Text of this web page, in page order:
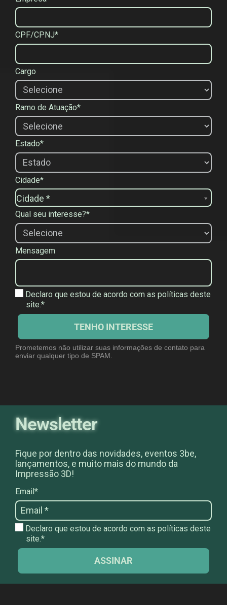
CPF/CPNJ*
Cargo
Ramo de Atuação*
Estado*
Cidade*
Cidade *
C
i
d
d
e
Qual seu interesse?*
Mensagem
Declaro que estou de acordo com as políticas deste
site.*
TENHO INTERESSE
Prometemos não utilizar suas informações de contato para
enviar qualquer tipo de SPAM.
Newsletter
Fique por dentro das novidades, eventos 3be,
lançamentos, e muito mais do mundo da
Impressão 3D!
Email*
Declaro que estou de acordo com as políticas deste
site.*
ASSINAR